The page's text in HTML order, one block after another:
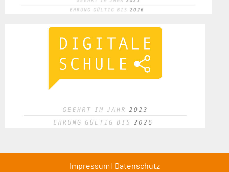
Impressum | Datenschutz